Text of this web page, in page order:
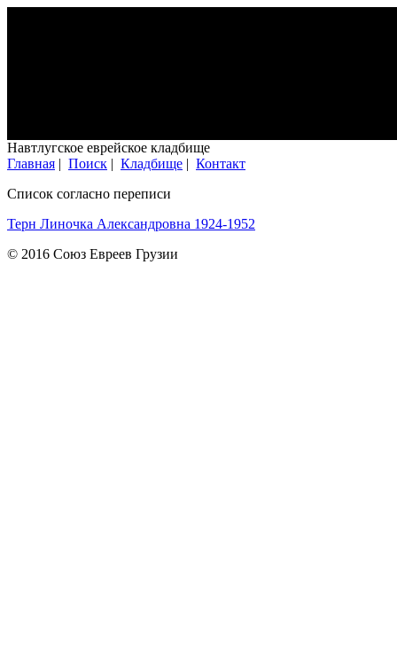
Навтлугское еврейское кладбище
Главная | Поиск | Кладбище | Контакт
Список согласно переписи
Терн Линочка Александровна 1924-1952
© 2016 Союз Евреев Грузии